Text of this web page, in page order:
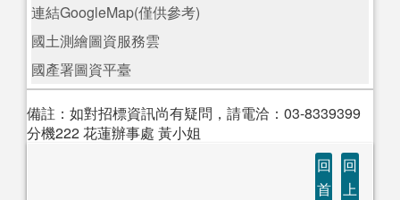
連結GoogleMap(僅供參考)
國土測繪圖資服務雲
國產署圖資平臺
備註：如對招標資訊尚有疑問，請電洽：03-8339399
分機222 花蓮辦事處 黃小姐
回
首
回
上